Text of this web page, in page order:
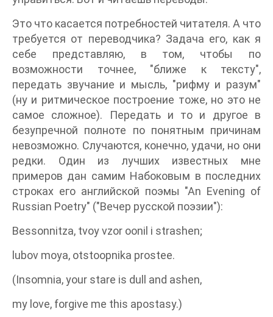
Это что касается потребностей читателя. А что
требуется от переводчика? Задача его, как я
себе представляю, в том, чтобы по
возможности точнее, "ближе к тексту",
передать звучание и мысль, "рифму и разум"
(ну и ритмическое построение тоже, но это не
самое сложное). Передать и то и другое в
безупречной полноте по понятным причинам
невозможно. Случаются, конечно, удачи, но они
редки. Один из лучших известных мне
примеров дан самим Набоковым в последних
строках его английской поэмы "An Evening of
Russian Poetry" ("Вечер русской поэзии"):
Bessonnitza, tvoy vzor oonil i strashen;
lubov moya, otstoopnika prostee.
(Insomnia, your stare is dull and ashen,
my love, forgive me this apostasy.)